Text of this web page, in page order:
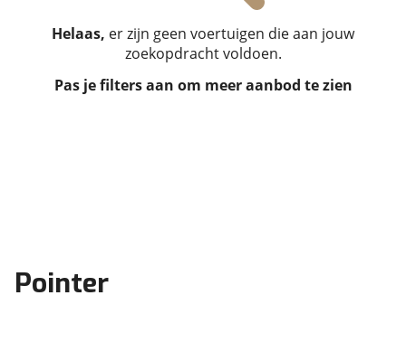
Helaas, er zijn geen voertuigen die aan jouw
zoekopdracht voldoen.
Pas je filters aan om meer aanbod te zien
Pointer